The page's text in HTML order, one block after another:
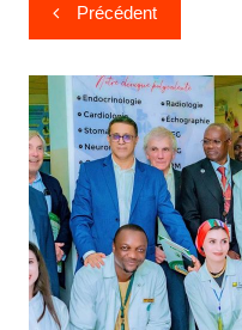
Précédent